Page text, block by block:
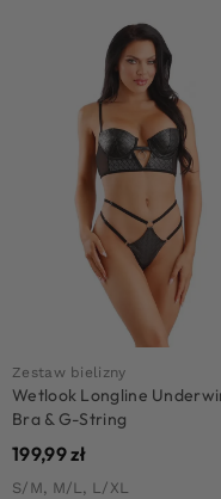
Zestaw bielizny
Wetlook Longline
Bra & G-String
199,99zł
S/M, M/L, L/XL